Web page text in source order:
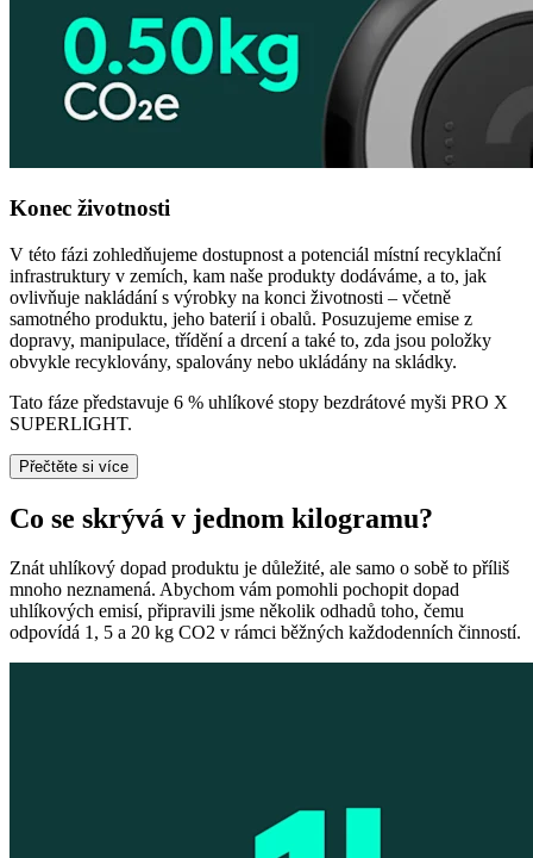
Konec životnosti
V této fázi zohledňujeme dostupnost a potenciál místní recyklační
infrastruktury v zemích, kam naše produkty dodáváme, a to, jak
ovlivňuje nakládání s výrobky na konci životnosti – včetně
samotného produktu, jeho baterií i obalů. Posuzujeme emise z
dopravy, manipulace, třídění a drcení a také to, zda jsou položky
obvykle recyklovány, spalovány nebo ukládány na skládky.
Tato fáze představuje 6 % uhlíkové stopy bezdrátové myši PRO X
SUPERLIGHT.
Přečtěte si více
Co se skrývá v jednom kilogramu?
Znát uhlíkový dopad produktu je důležité, ale samo o sobě to příliš
mnoho neznamená. Abychom vám pomohli pochopit dopad
uhlíkových emisí, připravili jsme několik odhadů toho, čemu
odpovídá 1, 5 a 20 kg CO2 v rámci běžných každodenních činností.